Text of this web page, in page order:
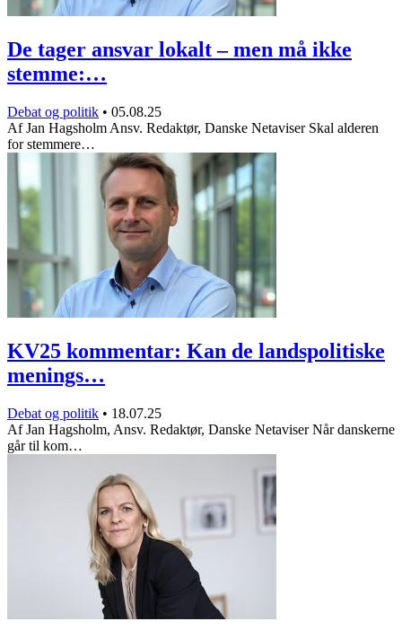
De tager ansvar lokalt – men må ikke
stemme:…
Debat og politik • 05.08.25
Af Jan Hagsholm Ansv. Redaktør, Danske Netaviser Skal alderen
for stemmere…
KV25 kommentar: Kan de landspolitiske
menings…
Debat og politik • 18.07.25
Af Jan Hagsholm, Ansv. Redaktør, Danske Netaviser Når danskerne
går til kom…